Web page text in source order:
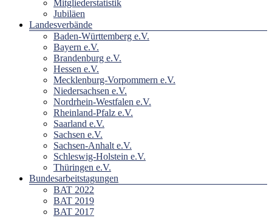
Mitgliederstatistik
Jubiläen
Landesverbände
Baden-Württemberg e.V.
Bayern e.V.
Brandenburg e.V.
Hessen e.V.
Mecklenburg-Vorpommern e.V.
Niedersachsen e.V.
Nordrhein-Westfalen e.V.
Rheinland-Pfalz e.V.
Saarland e.V.
Sachsen e.V.
Sachsen-Anhalt e.V.
Schleswig-Holstein e.V.
Thüringen e.V.
Bundesarbeitstagungen
BAT 2022
BAT 2019
BAT 2017